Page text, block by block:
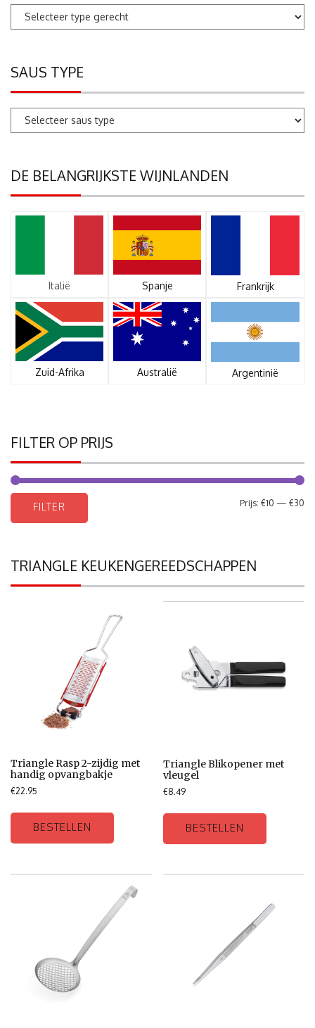
SAUS TYPE
DE BELANGRIJKSTE WIJNLANDEN
Italië Spanje Frankrijk
Zuid-Afrika Australië Argentinië
FILTER OP PRIJS
FILTER Prijs: €10 — €30
TRIANGLE KEUKENGEREEDSCHAPPEN
Triangle Rasp 2-zijdig met
handig opvangbakje
€22.95
BESTELLEN
Triangle Blikopener met
vleugel
€8.49
BESTELLEN